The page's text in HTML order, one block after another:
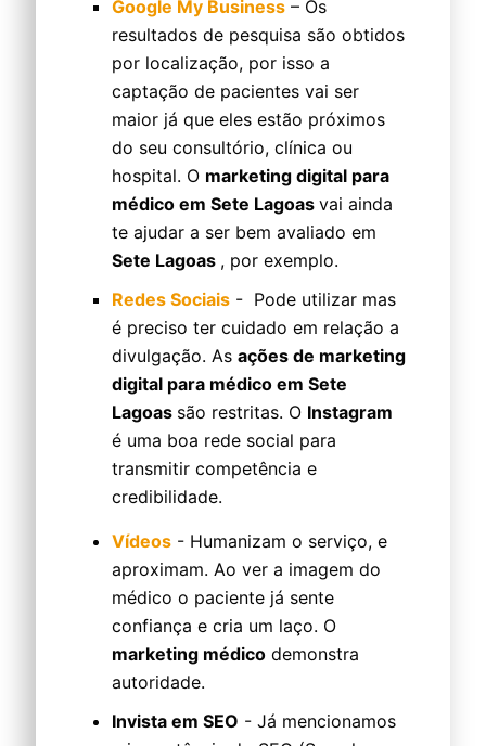
Google My Business – Os
resultados de pesquisa são obtidos
por localização, por isso a
captação de pacientes vai ser
maior já que eles estão próximos
do seu consultório, clínica ou
hospital. O marketing digital para
médico em Sete Lagoas vai ainda
te ajudar a ser bem avaliado em
Sete Lagoas , por exemplo.
Redes Sociais - Pode utilizar mas
é preciso ter cuidado em relação a
divulgação. As ações de marketing
digital para médico em Sete
Lagoas são restritas. O Instagram
é uma boa rede social para
transmitir competência e
credibilidade.
Vídeos - Humanizam o serviço, e
aproximam. Ao ver a imagem do
médico o paciente já sente
confiança e cria um laço. O
marketing médico demonstra
autoridade.
Invista em SEO - Já mencionamos